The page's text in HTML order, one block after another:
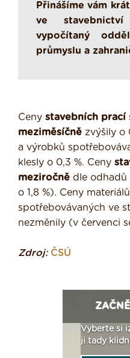
Přinášíme vám
ve
vypočítaný
průmyslu a
Ceny stavebních prací
meziměsíčně zvýšily o
a výrobků
klesly o 0,3 %. Ceny
meziročně dle odhadů
o 1,8 %). Ceny
spotřebovávaných ve
nezměnily (v červenci
Zdroj: ČSÚ
Vyberte si
ji tady